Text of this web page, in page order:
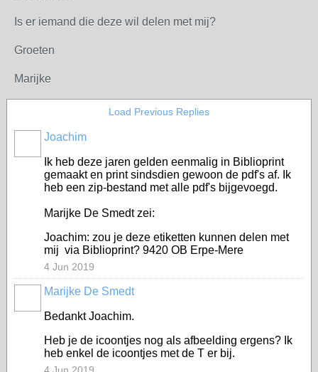
Is er iemand die deze wil delen met mij?
Groeten
Marijke
Load Previous Replies
Joachim
Ik heb deze jaren gelden eenmalig in Biblioprint
gemaakt en print sindsdien gewoon de pdf's af. Ik
heb een zip-bestand met alle pdf's bijgevoegd.
Marijke De Smedt zei:
Joachim: zou je deze etiketten kunnen delen met
mij via Biblioprint? 9420 OB Erpe-Mere
4 Jun 2019
Marijke De Smedt
Bedankt Joachim.
Heb je de icoontjes nog als afbeelding ergens? Ik
heb enkel de icoontjes met de T er bij.